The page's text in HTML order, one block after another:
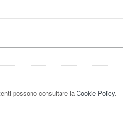
possono consultare la Cookie Policy.